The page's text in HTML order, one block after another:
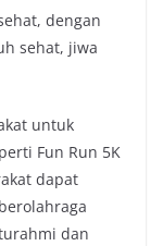
dengan
sehat, jiwa
untuk
Fun Run 5K
dapat
dan